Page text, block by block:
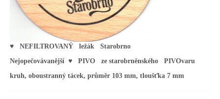
♥ NEFILTROVANÝ ležák Starobrno
Nejopečovávanější ♥ PIVO ze starobrněnského PIVOvaru
kruh, oboustranný tácek, průměr 103 mm, tloušťka 7 mm